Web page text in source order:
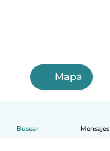
Buscar Mensajes
Mapa